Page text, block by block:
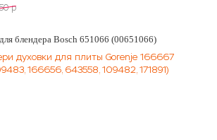
p
блендера Bosch 651066 (00651066)